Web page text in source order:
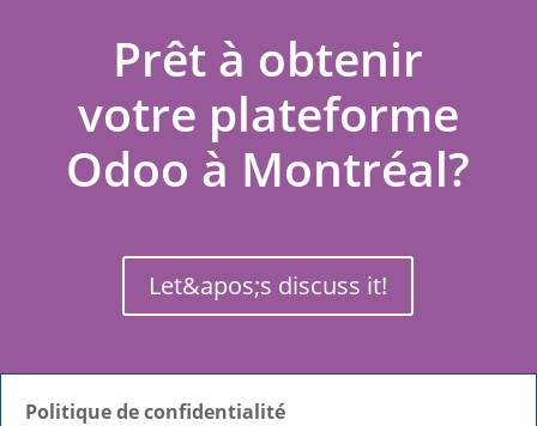
Prêt à obtenir
votre plateforme
Odoo à Montréal?
Let&apos;s discuss it!
Politique de confidentialité